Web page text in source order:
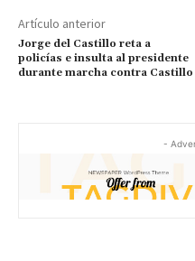
Artículo anterior
Jorge del Castillo reta a
policías e insulta al presidente
durante marcha contra Castillo
-